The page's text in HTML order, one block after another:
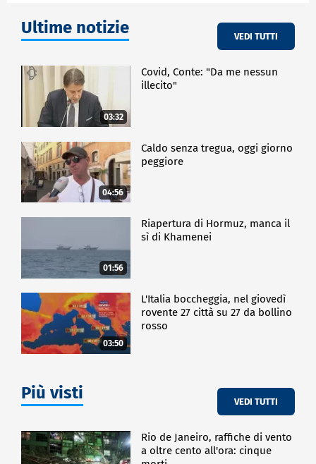
Ultime notizie VEDI TUTTI
03:32
Covid, Conte: "Da me nessun
illecito"
04:56
Caldo senza tregua, oggi giorno
peggiore
01:56
Riapertura di Hormuz, manca il
sì di Khamenei
03:50
L'Italia boccheggia, nel giovedì
rovente 27 città su 27 da bollino
rosso
Più visti VEDI TUTTI
Rio de Janeiro, raffiche di vento
a oltre cento all'ora: cinque